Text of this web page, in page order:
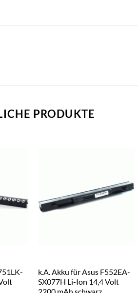
PRODUKTE
k.A. Akku für Asus F552EA-
SX077H Li-Ion 14,4 Volt